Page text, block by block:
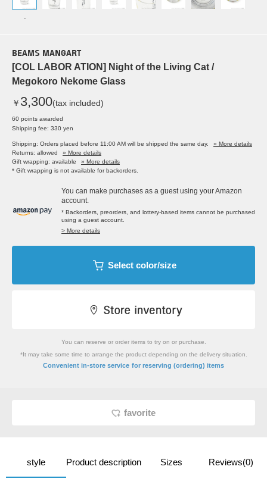
-
BEAMS MANGART
[COL LABOR ATION] Night of the Living Cat /
Megokoro Nekome Glass
￥ 3,300(tax included)
60 points awarded
Shipping fee: 330 yen
Shipping: Orders placed before 11:00 AM will be shipped the same day.
» More details
Returns: allowed
» More details
Gift wrapping: available
» More details
* Gift wrapping is not available for backorders.
You can make purchases as a guest using your Amazon
account.
* Backorders, preorders, and lottery-based items cannot be purchased
using a guest account.
> More details
Select color/size
You can reserve or order items to try on or purchase.
*It may take some time to arrange the product depending on the delivery situation.
Convenient in-store service for reserving (ordering) items
favorite
style Product description Sizes Reviews(0)